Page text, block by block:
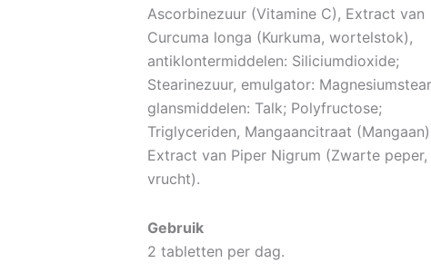
Ascorbinezuur (Vitamine C), Extract van
Curcuma longa (Kurkuma, wortelstok),
antiklontermiddelen: Siliciumdioxide;
Stearinezuur, emulgator:
glansmiddelen: Talk; Polyfructose;
Triglyceriden, Mangaancitraat
Extract van Piper Nigrum (Zwarte peper,
vrucht).
Gebruik
2 tabletten per dag.